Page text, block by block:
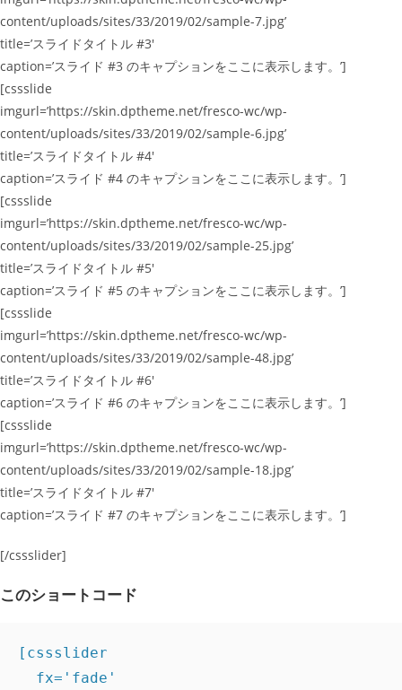
content/uploads/sites/33/2019/02/sample-7.jpg’
title=’スライドタイトル #3′
caption=’スライド #3 のキャプションをここに表示します。’]
[cssslide
imgurl=’https://skin.dptheme.net/fresco-wc/wp-
content/uploads/sites/33/2019/02/sample-6.jpg’
title=’スライドタイトル #4′
caption=’スライド #4 のキャプションをここに表示します。’]
[cssslide
imgurl=’https://skin.dptheme.net/fresco-wc/wp-
content/uploads/sites/33/2019/02/sample-25.jpg’
title=’スライドタイトル #5′
caption=’スライド #5 のキャプションをここに表示します。’]
[cssslide
imgurl=’https://skin.dptheme.net/fresco-wc/wp-
content/uploads/sites/33/2019/02/sample-48.jpg’
title=’スライドタイトル #6′
caption=’スライド #6 のキャプションをここに表示します。’]
[cssslide
imgurl=’https://skin.dptheme.net/fresco-wc/wp-
content/uploads/sites/33/2019/02/sample-18.jpg’
title=’スライドタイトル #7′
caption=’スライド #7 のキャプションをここに表示します。’]
[/cssslider]
このショートコード
[cssslider
  fx='fade'